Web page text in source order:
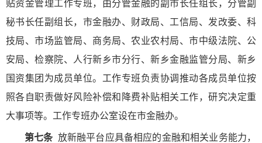
贴资金管理工作专班，由分管金融的副市长任组长，分管副
秘书长任副组长，市金融办、财政局、工信局、发改委、科
技局、市场监管局、商务局、农业农村局、市中级法院、公
安局、检察院、人行新乡市分行、新乡金融监管分局、新乡
国资集团为成员单位。工作专班负责协调推动各成员单位按
照各自职责做好风险补偿和降费补贴相关工作，研究决定重
大事项等。工作专班办公室设在市金融办。
第七条放新融平台应具备相应的金融和相关业务能力，